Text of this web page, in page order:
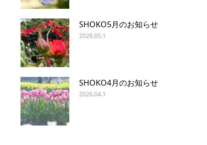
SHOKO5月のお知らせ
2026.05.1
SHOKO4月のお知らせ
2026.04.1